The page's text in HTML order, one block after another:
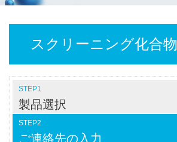
スクリーニング化合
STEP1
製品選択
STEP2
ご連絡先の入力